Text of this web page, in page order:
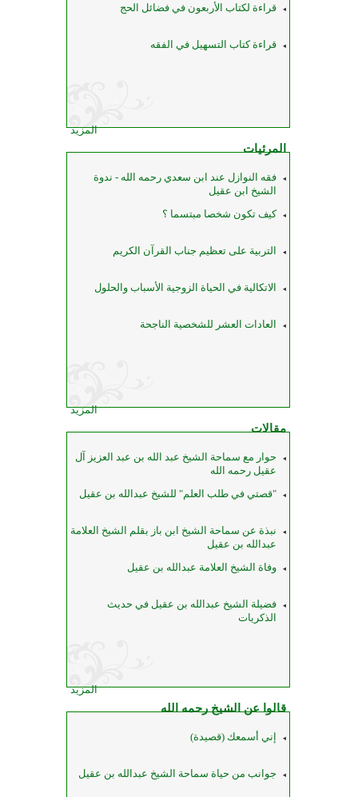
قراءة لكتاب الأربعون في فضائل الحج
قراءة كتاب التسهيل في الفقه
المزيد
المرئيات
فقه النوازل عند ابن سعدي رحمه الله - ندوة
الشيخ ابن عقيل
كيف تكون شخصا مبتسما ؟
التربية على تعظيم جناب القرآن الكريم
الاتكالية في الحياة الزوجية الأسباب والحلول
العادات العشر للشخصية الناجحة
المزيد
مقالات
حوار مع سماحة الشيخ عبد الله بن عبد العزيز آل
عقيل رحمه الله
"قصتي في طلب العلم" للشيخ عبدالله بن عقيل
نبذة عن سماحة الشيخ ابن باز بقلم الشيخ العلامة
عبدالله بن عقيل
وفاة الشيخ العلامة عبدالله بن عقيل
فضيلة الشيخ عبدالله بن عقيل في حديث
الذكريات
المزيد
قالوا عن الشيخ رحمه الله
إني أسمعك (قصيدة)
جوانب من حياة سماحة الشيخ عبدالله بن عقيل